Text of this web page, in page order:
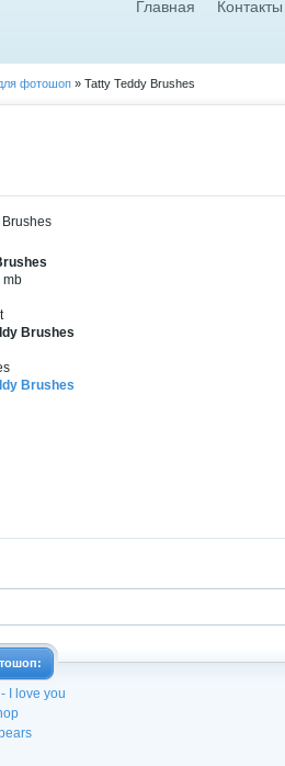
Главная Контакты
фотошоп » Tatty Teddy Brushes
mb
Brushes
Brushes
I love you